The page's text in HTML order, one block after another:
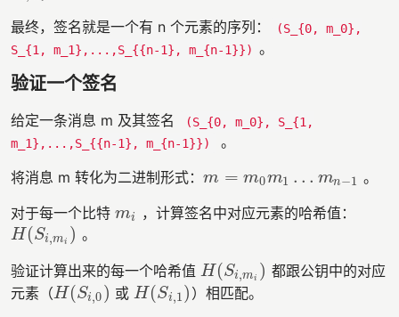
最终，签名就是一个有 n 个元素的序列：
(S_{0, m_0},
S_{1, m_1},...,S_{{n-1}, m_{n-1}})​ 。
验证一个签名
给定一条消息 m 及其签名
(S_{0, m_0}, S_{1,
m_1},...,S_{{n-1}, m_{n-1}})​
。
将消息 m 转化为二进制形式： m = m0m1 … mn−1
m= m 0m1…m n− 1
。
对于每一个比特 mi
mi ，计算签名中对应元素的哈希值：
H (Si,mi )
H( Si,mi) 。
验证计算出来的每一个哈希值 H (Si,mi )
H( Si,mi)
都跟公钥中的对应
元素（H (Si,0)
H( Si,0 ) 或 H (Si,1)
H( Si,1) ）相匹配。